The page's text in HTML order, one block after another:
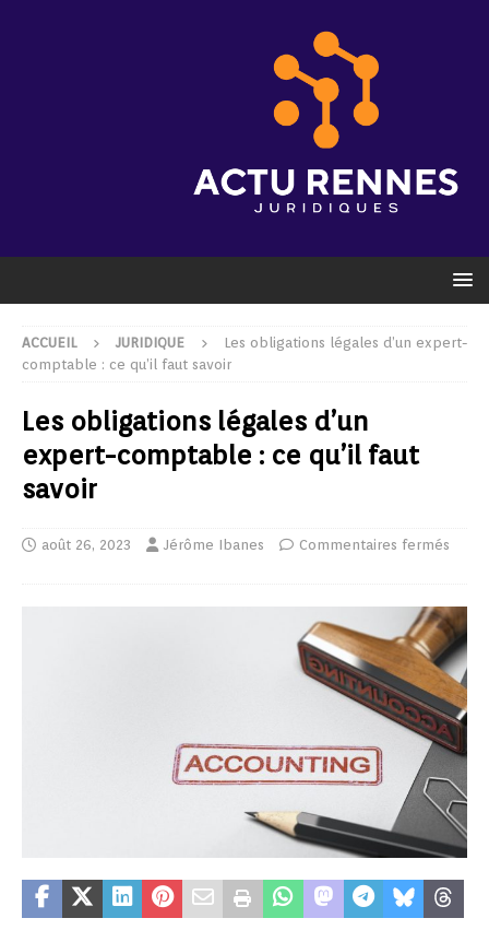
ACCUEIL JURIDIQUE
Les obligations légales d’un expert-
comptable : ce qu’il faut savoir
Les obligations légales d’un
expert-comptable : ce qu’il faut
savoir
août 26, 2023 Jérôme Ibanes Commentaires fermés